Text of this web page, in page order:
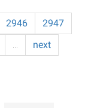
2946
2947
…
next